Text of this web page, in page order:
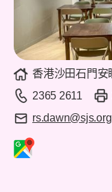
香港沙田石門安
2365 2611